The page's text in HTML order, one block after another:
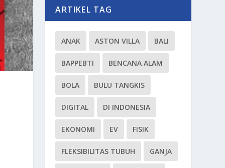
ARTIKEL TAG
ANAK ASTON VILLA BALI
BAPPEBTI BENCANA ALAM
BOLA BULU TANGKIS
DIGITAL DI INDONESIA
EKONOMI EV FISIK
FLEKSIBILITAS TUBUH GANJA